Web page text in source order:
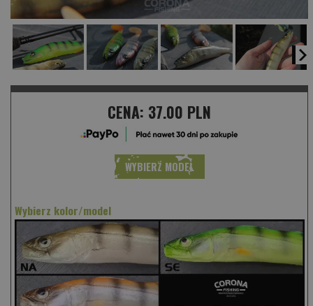
CENA: 37.00 PLN
WYBIERZ MODEL
Wybierz kolor/model